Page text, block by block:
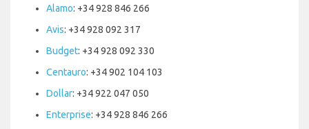
Alamo: +34 928 846 266
Avis: +34 928 092 317
Budget: +34 928 092 330
Centauro: +34 902 104 103
Dollar: +34 922 047 050
Enterprise: +34 928 846 266